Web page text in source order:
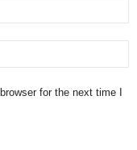
for the next time I